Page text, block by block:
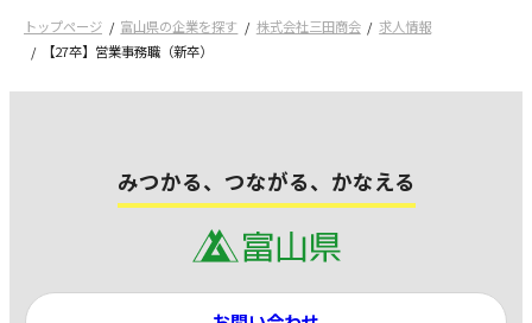
トップページ 富山県の企業を探す 株式会社三田商会
求人情報
【27卒】営業事務職（新卒）
みつかる、つながる、かなえる